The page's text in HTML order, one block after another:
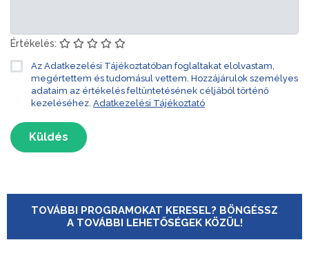
Értékelés:
Az Adatkezelési Tájékoztatóban foglaltakat elolvastam,
megértettem és tudomásul vettem. Hozzájárulok személyes
adataim az értékelés feltüntetésének céljából történő
kezeléséhez. Adatkezelési Tájékoztató
Küldés
TOVÁBBI PROGRAMOKAT KERESEL? BÖNGÉSSZ
A TOVÁBBI LEHETŐSÉGEK KÖZÜL!